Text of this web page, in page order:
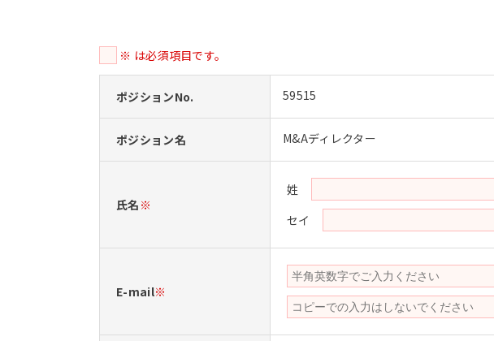
※ は必須項目です。
ポジションNo. 59515
ポジション名 M&Aディレクター
氏名 ※
姓
セイ
E-mail※